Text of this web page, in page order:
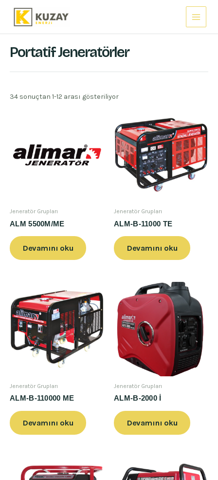
Main
Menu
Portatif Jeneratörler
34 sonuçtan 1-12 arası gösteriliyor
Jeneratör Grupları
ALM 5500M/ME
Devamını oku
Jeneratör Grupları
ALM-B-11000 TE
Devamını oku
Jeneratör Grupları
ALM-B-110000 ME
Devamını oku
Jeneratör Grupları
ALM-B-2000 İ
Devamını oku